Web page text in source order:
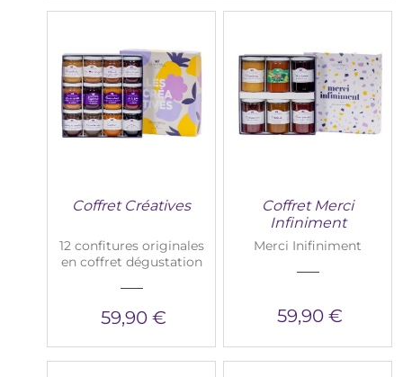
Coffret Créatives
12 confitures originales
en coffret dégustation
59,90 €
Coffret Merci
Infiniment
Merci Inifiniment
59,90 €